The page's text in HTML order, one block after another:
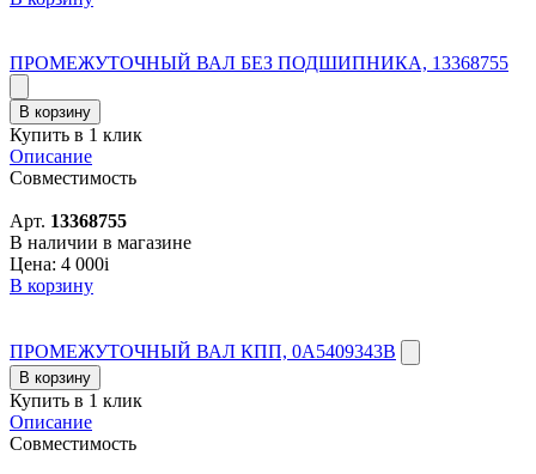
ПРОМЕЖУТОЧНЫЙ ВАЛ БЕЗ ПОДШИПНИКА, 13368755
В корзину
Купить в 1 клик
Описание
Совместимость
Арт. 13368755
В наличии в магазине
Цена: 4 000i
В корзину
ПРОМЕЖУТОЧНЫЙ ВАЛ КПП, 0A5409343B
В корзину
Купить в 1 клик
Описание
Совместимость